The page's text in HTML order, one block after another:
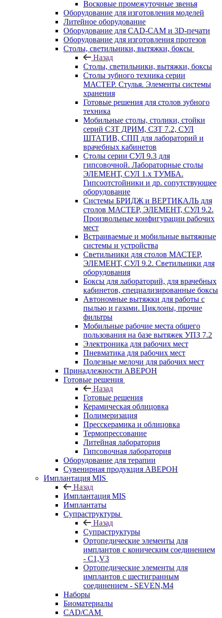
Восковые промежуточные звенья
Оборудование для изготовления моделей
Литейное оборудование
Оборудование для CAD-CAM и 3D-печати
Оборудование для изготовления протезов
Cтолы, светильники, вытяжки, боксы
Назад
Cтолы, светильники, вытяжки, боксы
Столы зубного техника серии
МАСТЕР. Стулья. Элементы системы
хранения
Готовые решения для столов зубного
техника
Мобильные столы, столики, стойки
серий СЗТ ДРИМ, СЗТ 7.2, СУЛ
ШТАТИВ, СПП для лабораторий и
врачебных кабинетов
Столы серии СУЛ 9.3 для
гипсовочной. Лабораторные столы
ЭЛЕМЕНТ, СУЛ 1.х ТУМБА.
Гипсоотстойники и др. сопутствующее
оборудование
Системы БРИДЖ и ВЕРТИКАЛЬ для
столов МАСТЕР, ЭЛЕМЕНТ, СУЛ 9.2.
Произвольные конфигурации рабочих
мест
Встраиваемые и мобильные вытяжные
системы и устройства
Светильники для столов МАСТЕР,
ЭЛЕМЕНТ, СУЛ 9.2. Светильники для
оборудования
Боксы для лабораторий, для врачебных
кабинетов, специализированные боксы
Автономные вытяжки для работы с
пылью и газами. Циклоны, прочие
фильтры
Мобильные рабочие места общего
пользования на базе вытяжек УПЗ 7.2
Электроника для рабочих мест
Пневматика для рабочих мест
Полезные мелочи для рабочих мест
Принадлежности АВЕРОН
Готовые решения
Назад
Готовые решения
Керамическая облицовка
Полимеризация
Пресскерамика и облицовка
Термопрессование
Литейная лаборатория
Гипсовочная лаборатория
Оборудование для терапии
Сувенирная продукция АВЕРОН
Имплантация MIS
Назад
Имплантация MIS
Имплантаты
Супраструктуры
Назад
Супраструктуры
Ортопедические элементы для
имплантов с коническим соединением
- C1,V3
Ортопедические элементы для
имплантов с шестигранным
соединением - SEVEN,M4
Наборы
Биоматериалы
CAD/CAM